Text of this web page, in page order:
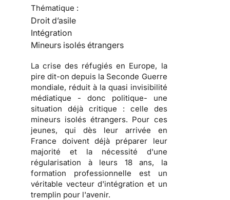
Thématique :
Droit d’asile
Intégration
Mineurs isolés étrangers
La crise des réfugiés en Europe, la
pire dit-on depuis la Seconde Guerre
mondiale, réduit à la quasi invisibilité
médiatique - donc politique- une
situation déjà critique : celle des
mineurs isolés étrangers. Pour ces
jeunes, qui dès leur arrivée en
France doivent déjà préparer leur
majorité et la nécessité d'une
régularisation à leurs 18 ans, la
formation professionnelle est un
véritable vecteur d'intégration et un
tremplin pour l'avenir.